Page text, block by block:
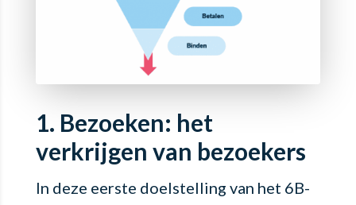
1. Bezoeken: het
verkrijgen van bezoekers
In deze eerste doelstelling van het 6B-